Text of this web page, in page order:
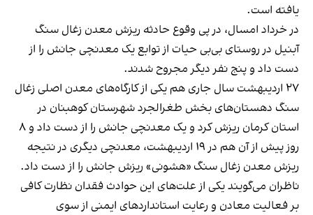
یافته است.
در خرداد امسال، در پی وقوع حادثه ریزش معدن زغال سنگ
آبنیل در روستای بی‌بی حیات از توابع یک معدنچی جانش را از
دست داد و پنج نفر دیگر مجروح شدند.
۲۷ اردیبهشت سال جاری هم یکی از کارگاه‌های معدن اصلی زغال
سنگ دهستان‌های بخش طغرالجرد شهرستان کوهبنان در
استان کرمان ریزش کرد و یک معدنچی جانش را از دست داد و ۸
روز پیش از آن هم در ۱۹ اردیبهشت، معدنچی دیگری در نتیجه
ریزش معدن زغال سنگ «هشونی» ریزش جانش را از دست داد.
ناظران می‌گویند یکی از علت‌های این حوادث فقدان نظارت کافی
بر فعالیت معادن و رعایت استانداردهای ایمنی از سوی